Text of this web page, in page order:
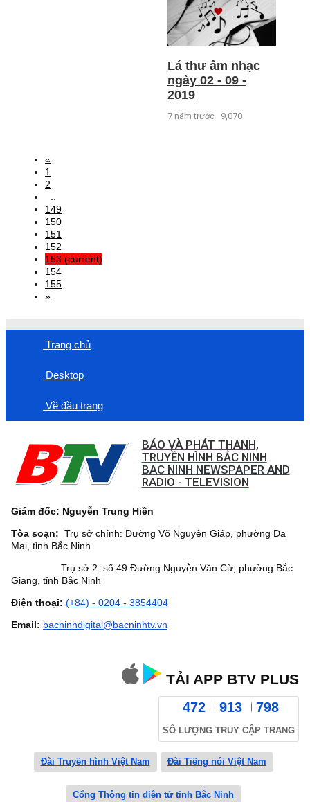
Lá thư âm nhạc
ngày 02 - 09 -
2019
7 năm trước 9,070
«
1
2
149
150
151
152
153 (current)
154
155
»
Trang chủ
Desktop
Về đầu trang
BÁO VÀ PHÁT THANH,
TRUYỀN HÌNH BẮC NINH
BAC NINH NEWSPAPER AND
RADIO - TELEVISION
Giám đốc: Nguyễn Trung Hiền
Tòa soạn: Trụ sở chính: Đường Võ Nguyên Giáp, phường Đa
Mai, tỉnh Bắc Ninh.
Trụ sở 2: số 49 Đường Nguyễn Văn Cừ, phường Bắc
Giang, tỉnh Bắc Ninh
Điện thoại: (+84) - 0204 - 3854404
Email: bacninhdigital@bacninhtv.vn
TẢI APP BTV PLUS
472 913 798
SỐ LƯỢNG TRUY CẬP TRANG
Đài Truyền hình Việt Nam Đài Tiếng nói Việt Nam
Cổng Thông tin điện tử tỉnh Bắc Ninh